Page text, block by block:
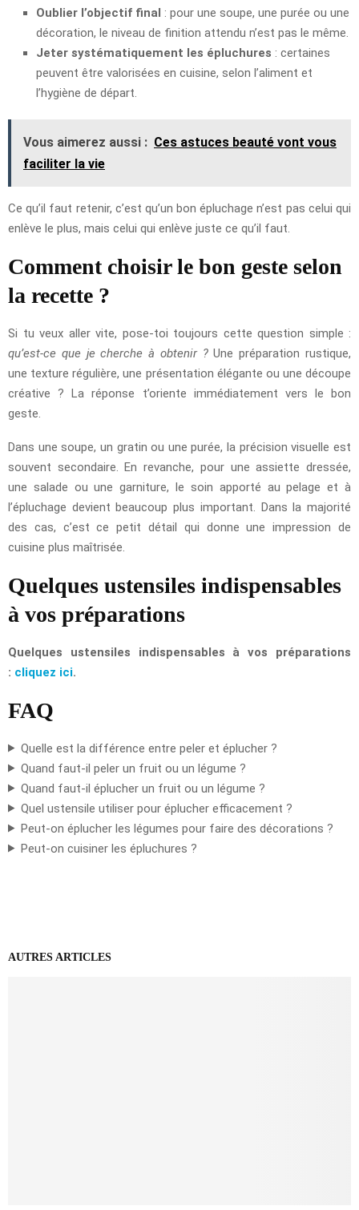
Oublier l’objectif final : pour une soupe, une purée ou une
décoration, le niveau de finition attendu n’est pas le même.
Jeter systématiquement les épluchures : certaines
peuvent être valorisées en cuisine, selon l’aliment et
l’hygiène de départ.
Vous aimerez aussi : Ces astuces beauté vont vous
faciliter la vie
Ce qu’il faut retenir, c’est qu’un bon épluchage n’est pas celui qui
enlève le plus, mais celui qui enlève juste ce qu’il faut.
Comment choisir le bon geste selon
la recette ?
Si tu veux aller vite, pose-toi toujours cette question simple :
qu’est-ce que je cherche à obtenir ?Une préparation rustique,
une texture régulière, une présentation élégante ou une découpe
créative ? La réponse t’oriente immédiatement vers le bon
geste.
Dans une soupe, un gratin ou une purée, la précision visuelle est
souvent secondaire. En revanche, pour une assiette dressée,
une salade ou une garniture, le soin apporté au pelage et à
l’épluchage devient beaucoup plus important. Dans la majorité
des cas, c’est ce petit détail qui donne une impression de
cuisine plus maîtrisée.
Quelques ustensiles indispensables
à vos préparations
Quelques ustensiles indispensables à vos préparations
: cliquez ici.
FAQ
Quelle est la différence entre peler et éplucher ?
Quand faut-il peler un fruit ou un légume ?
Quand faut-il éplucher un fruit ou un légume ?
Quel ustensile utiliser pour éplucher efficacement ?
Peut-on éplucher les légumes pour faire des décorations ?
Peut-on cuisiner les épluchures ?
AUTRES ARTICLES